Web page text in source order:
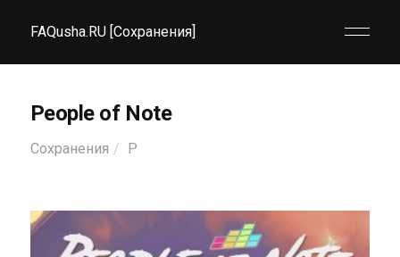
FAQusha.RU [Сохранения]
People of Note
Сохранения P